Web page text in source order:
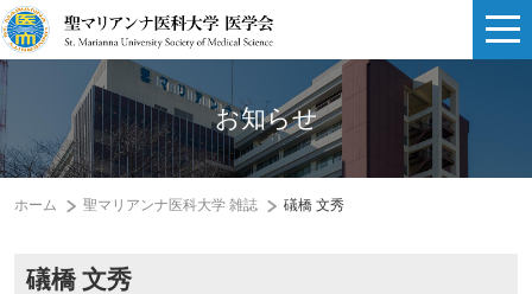
お知らせ
ホーム 聖マリアンナ医科大学 雑誌 礒橋 文秀
礒橋 文秀